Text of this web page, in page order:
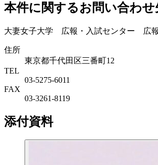
本件に関するお問い合わせ
大妻女子大学 広報・入試センター 広
住所
東京都千代田区三番町12
TEL
03-5275-6011
FAX
03-3261-8119
添付資料